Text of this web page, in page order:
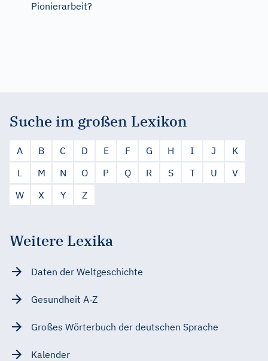
Pionierarbeit?
Suche im großen Lexikon
A B C D E F G H I J
K
L
M N O P Q R S T U
V
W
X Y Z
Weitere Lexika
Daten der Weltgeschichte
Gesundheit A-Z
Großes Wörterbuch der deutschen Sprache
Kalender